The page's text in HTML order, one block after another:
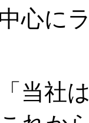
心に
当社